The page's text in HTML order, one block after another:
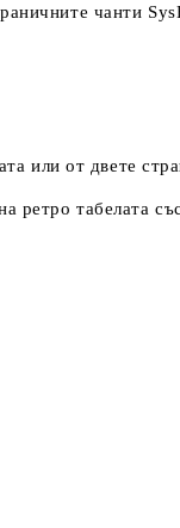
чанти
или от двете
ретро табелата